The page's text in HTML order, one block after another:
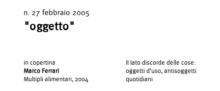
n. 27 febbraio 2005
"oggetto"
in copertina
Marco Ferrari
Multipli alimentari, 2004
Il lato discorde delle cose:
oggetti d’uso, antisoggetti
quotidiani